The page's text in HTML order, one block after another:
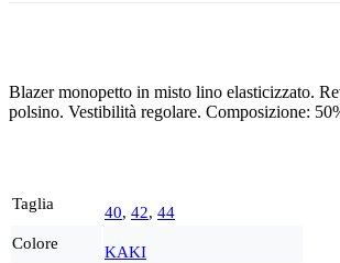
Blazer monopetto in misto lino elasticizzato.
polsino. Vestibilità regolare. Composizione:
Taglia 40, 42, 44
Colore
KAKI